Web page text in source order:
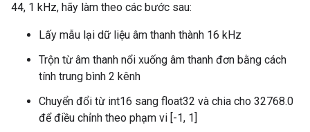
44, 1 kHz, hãy làm theo các bước sau:
Lấy mẫu lại dữ liệu âm thanh thành 16 kHz
Trộn từ âm thanh nổi xuống âm thanh đơn bằng cách
tính trung bình 2 kênh
Chuyển đổi từ int16 sang float32 và chia cho 32768.0
để điều chỉnh theo phạm vi [-1, 1]